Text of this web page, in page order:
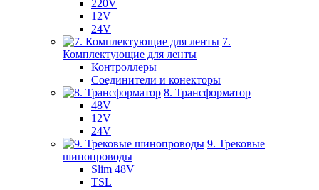
220V
12V
24V
7.
Комплектующие для ленты
Контроллеры
Соединители и конекторы
8. Трансформатор
48V
12V
24V
9. Трековые
шинопроводы
Slim 48V
TSL